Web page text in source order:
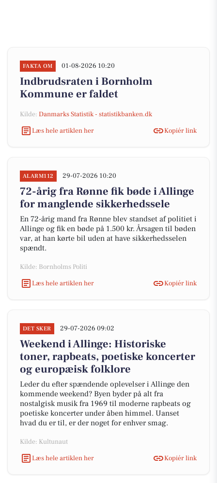
FAKTA OM 01-08-2026 10:20
Indbrudsraten i Bornholm
Kommune er faldet
Kilde: Danmarks Statistik - statistikbanken.dk
Læs hele artiklen her
Kopiér link
ALARM112 29-07-2026 10:20
72-årig fra Rønne fik bøde i Allinge
for manglende sikkerhedssele
En 72-årig mand fra Rønne blev standset af politiet i
Allinge og fik en bøde på 1.500 kr. Årsagen til bøden
var, at han kørte bil uden at have sikkerhedsselen
spændt.
Kilde: Bornholms Politi
Læs hele artiklen her
Kopiér link
DET SKER 29-07-2026 09:02
Weekend i Allinge: Historiske
toner, rapbeats, poetiske koncerter
og europæisk folklore
Leder du efter spændende oplevelser i Allinge den
kommende weekend? Byen byder på alt fra
nostalgisk musik fra 1969 til moderne rapbeats og
poetiske koncerter under åben himmel. Uanset
hvad du er til, er der noget for enhver smag.
Kilde: Kultunaut
Læs hele artiklen her
Kopiér link